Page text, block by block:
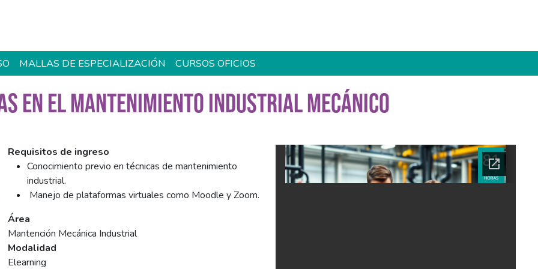
MALLAS DE ESPECIALIZACIÓN CURSOS OFICIOS
EN EL MANTENIMIENTO INDUSTRIAL MECÁNICO
Requisitos de ingreso
Conocimiento previo en técnicas de mantenimiento
industrial.
Manejo de plataformas virtuales como Moodle y Zoom.
Área
Mantención Mecánica Industrial
Modalidad
Elearning
Ficha del curso